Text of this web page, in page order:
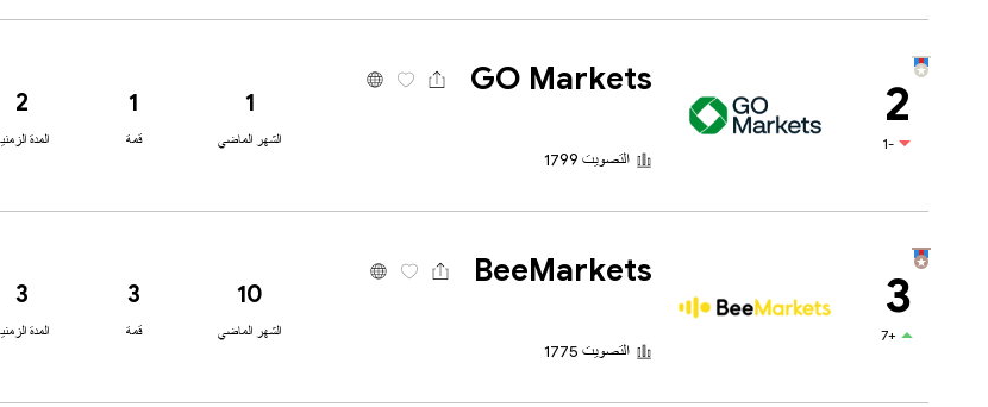
2
-1
GO Markets
التصويت 1799
1
الشهر الماضي
1
قمة
2
المدة
3
+7
BeeMarkets
التصويت 1775
10
الشهر الماضي
3
قمة
3
المدة